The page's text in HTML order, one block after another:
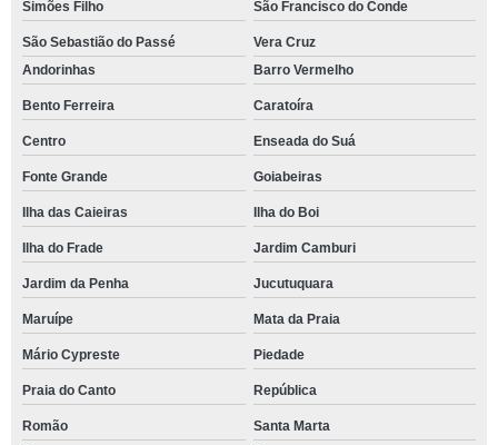
Simões Filho São Francisco do Conde
São Sebastião do Passé
Vera Cruz
Andorinhas
Barro Vermelho
Bento Ferreira Caratoíra
Centro Enseada do Suá
Fonte Grande Goiabeiras
Ilha das Caieiras Ilha do Boi
Ilha do Frade Jardim Camburi
Jardim da Penha Jucutuquara
Maruípe Mata da Praia
Mário Cypreste Piedade
Praia do Canto República
Romão
Santa Marta